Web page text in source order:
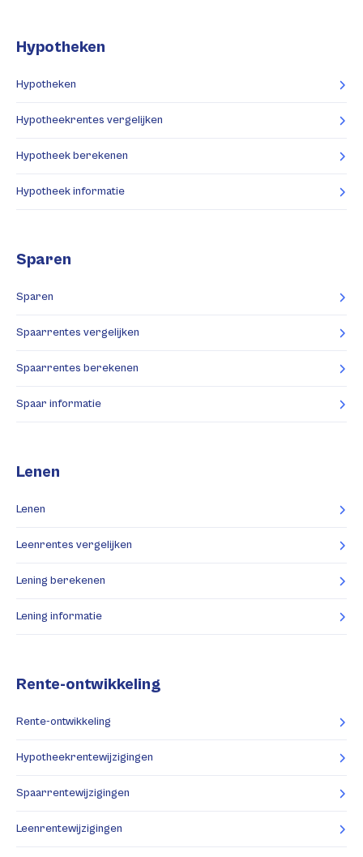
Hypotheken
Hypotheken
Hypotheekrentes vergelijken
Hypotheek berekenen
Hypotheek informatie
Sparen
Sparen
Spaarrentes vergelijken
Spaarrentes berekenen
Spaar informatie
Lenen
Lenen
Leenrentes vergelijken
Lening berekenen
Lening informatie
Rente-ontwikkeling
Rente-ontwikkeling
Hypotheekrentewijzigingen
Spaarrentewijzigingen
Leenrentewijzigingen